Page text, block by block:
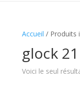
Accueil / Produits
glock
Voici le seul